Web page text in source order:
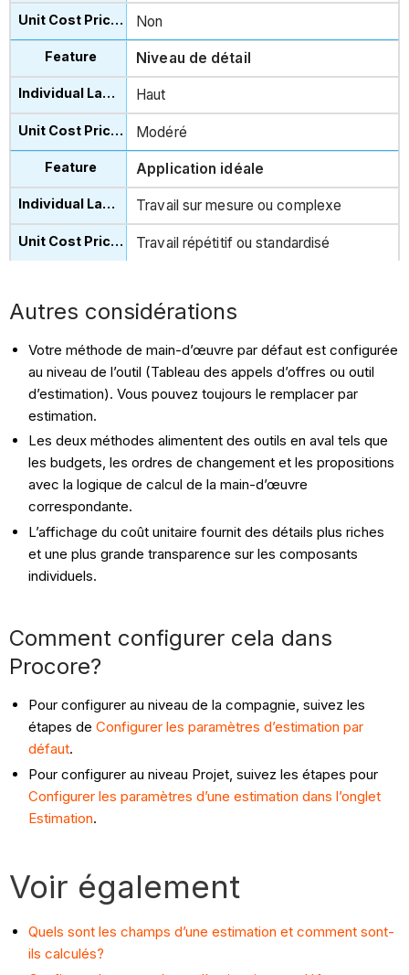
Non
Niveau de détail
Haut
Modéré
Application idéale
Travail sur mesure ou complexe
Travail répétitif ou standardisé
Autres considérations
Votre méthode de main-d’œuvre par défaut est configurée
au niveau de l’outil (Tableau des appels d’offres ou outil
d’estimation). Vous pouvez toujours le remplacer par
estimation.
Les deux méthodes alimentent des outils en aval tels que
les budgets, les ordres de changement et les propositions
avec la logique de calcul de la main-d’œuvre
correspondante.
L’affichage du coût unitaire fournit des détails plus riches
et une plus grande transparence sur les composants
individuels.
Comment configurer cela dans
Procore?
Pour configurer au niveau de la compagnie, suivez les
étapes deConfigurer les paramètres d’estimation par
défaut.
Pour configurer au niveau Projet, suivez les étapes pour
Configurer les paramètres d’une estimation dans l’onglet
Estimation.
Voir également
Quels sont les champs d’une estimation et comment sont-
ils calculés?